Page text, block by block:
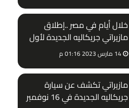
خلال أيام في مصر ..إطلاق
مازيراتي جريكاليه الجديدة لأول
مرة
14 مارس 2023 01:16 م
مازيراتي تكشف عن سيارة
جريكاليه الجديدة في 16 نوفمبر